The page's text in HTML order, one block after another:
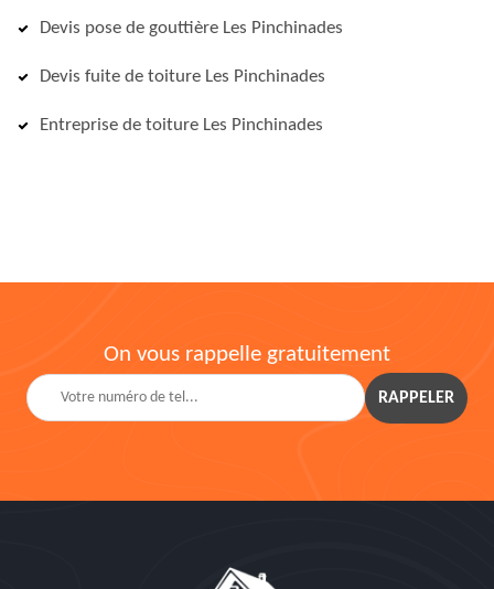
Devis pose de gouttière Les Pinchinades
Devis fuite de toiture Les Pinchinades
Entreprise de toiture Les Pinchinades
On vous rappelle gratuitement